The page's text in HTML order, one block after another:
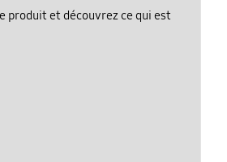
produit et découvrez ce qui est